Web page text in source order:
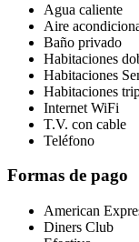
Agua caliente
Aire
Baño privado
Habitaciones
Habitaciones
Habitaciones
Internet WiFi
T.V. con cable
Teléfono
Formas de pago
American
Diners Club